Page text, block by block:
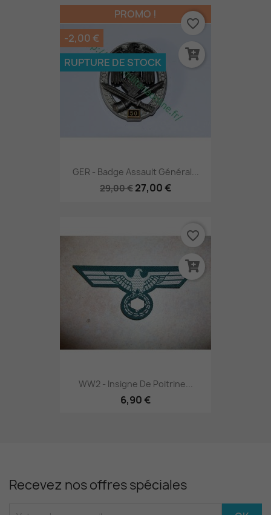
GER - Badge Assault Général...
29,00 € 27,00 €
PROMO !
-2,00 €
RUPTURE DE STOCK
favorite_border
WW2 - Insigne De Poitrine...
6,90 €
favorite_border
Recevez nos offres spéciales